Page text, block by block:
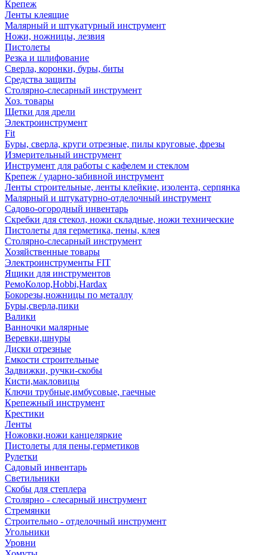
Крепеж
Ленты клеящие
Малярный и штукатурный инструмент
Ножи, ножницы, лезвия
Пистолеты
Резка и шлифование
Сверла, коронки, буры, биты
Средства защиты
Столярно-слесарный инструмент
Хоз. товары
Щетки для дрели
Электроинструмент
Fit
Буры, сверла, круги отрезные, пилы круговые, фрезы
Измерительный инструмент
Инструмент для работы с кафелем и стеклом
Крепеж / ударно-забивной инструмент
Ленты строительные, ленты клейкие, изолента, серпянка
Малярный и штукатурно-отделочный инструмент
Садово-огородный инвентарь
Скребки для стекол, ножи складные, ножи технические
Пистолеты для герметика, пены, клея
Столярно-слесарный инструмент
Хозяйственные товары
Электроинструменты FIT
Ящики для инструментов
РемоКолор,Hobbi,Hardax
Бокорезы,ножницы по металлу
Буры,сверла,пики
Валики
Ванночки малярные
Веревки,шнуры
Диски отрезные
Емкости строительные
Задвижки, ручки-скобы
Кисти,макловицы
Ключи трубные,имбусовые, гаечные
Крепежный инструмент
Крестики
Ленты
Ножовки,ножи канцеляркие
Пистолеты для пены,герметиков
Рулетки
Садовый инвентарь
Светильники
Скобы для степлера
Столярно - слесарный инструмент
Стремянки
Строительно - отделочный инструмент
Угольники
Уровни